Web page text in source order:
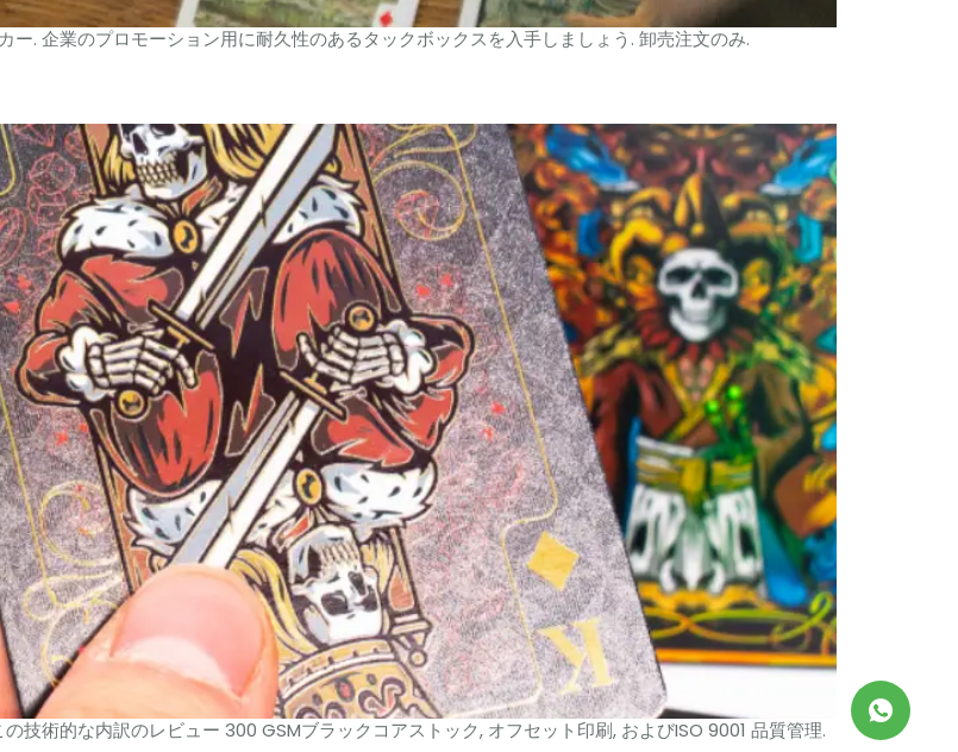
. 企業のプロモーション用に耐久性のあるタックボックスを入手しましょう. 卸売注文のみ.
技術的な内訳のレビュー 300 GSMブラックコアストック, オフセット印刷, およびISO 9001 品質管理.